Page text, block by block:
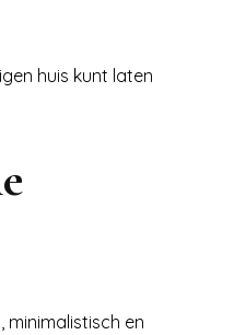
huis kunt laten
en